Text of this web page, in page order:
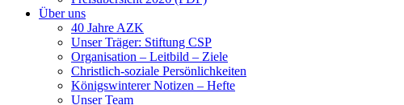
Über uns
40 Jahre AZK
Unser Träger: Stiftung CSP
Organisation – Leitbild – Ziele
Christlich-soziale Persönlichkeiten
Königswinterer Notizen – Hefte
Unser Team